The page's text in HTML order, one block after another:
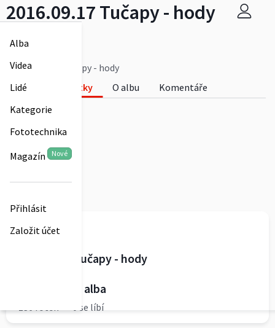
Alba
Videa
Lidé
Kategorie
Fototechnika
Magazín Nové
Přihlásit
Založit účet
2016.09.17 Tučapy - hody
2016.09.17 Tučapy - hody
Fotky
O albu
Komentáře
0
Bivojanka
2016.09.17 Tučapy - hody
Podrobnosti alba
136 fotek 0 se líbí